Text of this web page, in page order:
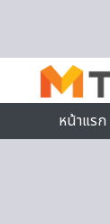
หน้าแรก